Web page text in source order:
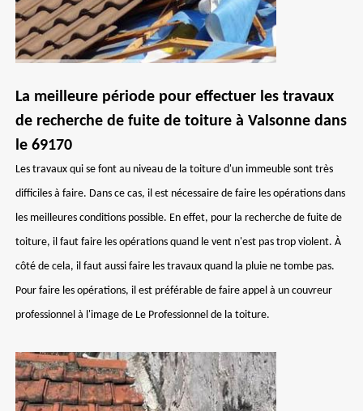
La meilleure période pour effectuer les travaux
de recherche de fuite de toiture à Valsonne dans
le 69170
Les travaux qui se font au niveau de la toiture d'un immeuble sont très
difficiles à faire. Dans ce cas, il est nécessaire de faire les opérations dans
les meilleures conditions possible. En effet, pour la recherche de fuite de
toiture, il faut faire les opérations quand le vent n'est pas trop violent. À
côté de cela, il faut aussi faire les travaux quand la pluie ne tombe pas.
Pour faire les opérations, il est préférable de faire appel à un couvreur
professionnel à l'image de Le Professionnel de la toiture.